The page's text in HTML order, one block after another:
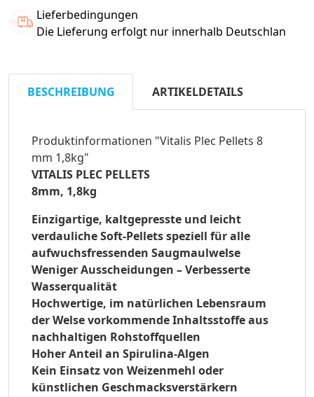
Lieferbedingungen
Die Lieferung erfolgt nur innerhalb Deutschlan
BESCHREIBUNG ARTIKELDETAILS
Produktinformationen "Vitalis Plec Pellets 8
mm 1,8kg"
VITALIS PLEC PELLETS
8mm, 1,8kg
Einzigartige, kaltgepresste und leicht
verdauliche Soft-Pellets speziell für alle
aufwuchsfressenden Saugmaulwelse
Weniger Ausscheidungen – Verbesserte
Wasserqualität
Hochwertige, im natürlichen Lebensraum
der Welse vorkommende Inhaltsstoffe aus
nachhaltigen Rohstoffquellen
Hoher Anteil an Spirulina-Algen
Kein Einsatz von Weizenmehl oder
künstlichen Geschmacksverstärkern